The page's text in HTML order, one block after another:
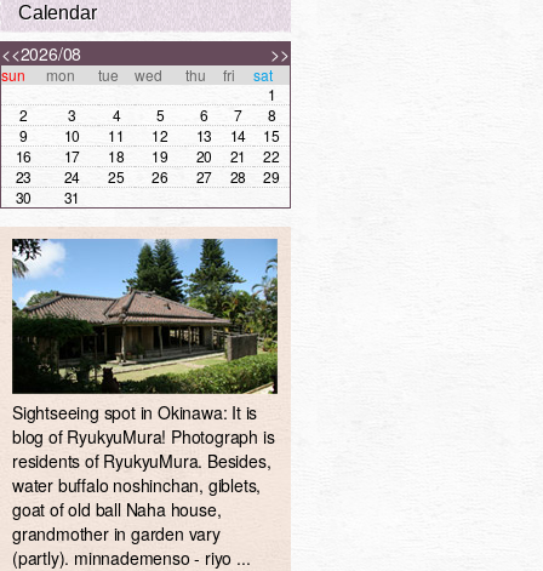
Calendar
<< >>
2026/08
sun mon tue wed thu fri
sat
1
2
3 4 5 6 7
8
9
10 11 12 13 14
15
16
17 18 19 20 21
22
23
24 25 26 27 28
29
30
31
Sightseeing spot in Okinawa: It is
blog of RyukyuMura! Photograph is
residents of RyukyuMura. Besides,
water buffalo noshinchan, giblets,
goat of old ball Naha house,
grandmother in garden vary
(partly). minnademenso - riyo ...